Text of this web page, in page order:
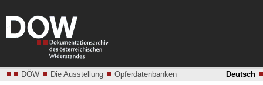
DÖW Die Ausstellung Opferdatenbanken Deutsch